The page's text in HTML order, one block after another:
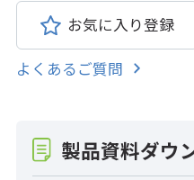
お気に入り登録
よくあるご質問
製品資料ダウ